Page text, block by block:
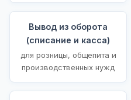
Вывод из оборота
(списание и касса)
для розницы, общепита и
производственных нужд